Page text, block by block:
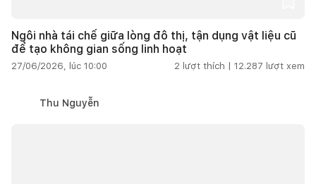
Ngôi nhà tái chế giữa lòng đô thị, tận dụng vật liệu cũ
để tạo không gian sống linh hoạt
27/06/2026, lúc 10:00 2 lượt thích | 12.287 lượt xem
Thu Nguyễn